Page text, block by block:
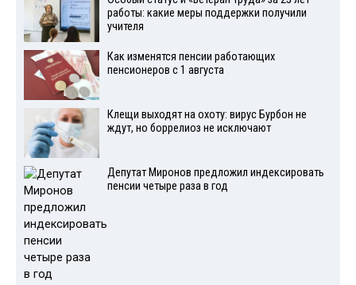
работы: какие меры поддержки получили
учителя
Как изменятся пенсии работающих
пенсионеров с 1 августа
Клещи выходят на охоту: вирус Бурбон не
ждут, но боррелиоз не исключают
Депутат Миронов предложил индексировать
пенсии четыре раза в год